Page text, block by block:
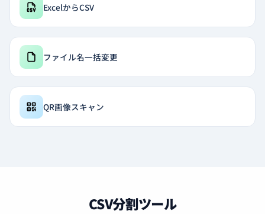
ExcelからCSV
ファイル名一括変更
QR画像スキャン
CSV分割ツール